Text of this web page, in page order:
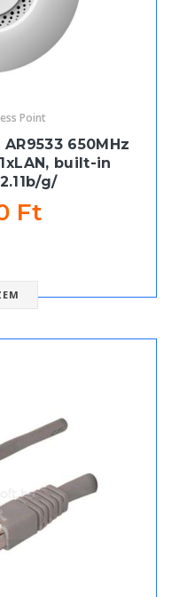
Point
650MHz
built-in
g/
Ft